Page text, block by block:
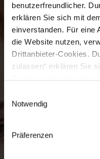
benutzerfreundlicher.
erklären Sie sich mit
einverstanden. Für eine
die Website nutzen,
Drittanbieter-Cookies.
zulassen“ erklären Sie
Cookies einverstanden.
Sie hier:
Notwendig
Präferenzen